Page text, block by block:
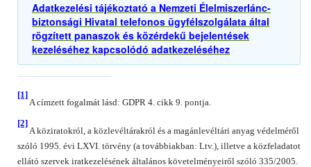
Adatkezelési tájékoztató a Nemzeti Élelmiszerlánc-
biztonsági Hivatal telefonos ügyfélszolgálata által
rögzített panaszok és közérdekű bejelentések
kezeléséhez kapcsolódó adatkezeléséhez
[1]
A címzett fogalmát lásd: GDPR 4. cikk 9. pontja.
[2]
A köziratokról, a közlevéltárakról és a magánlevéltári anyag védelméről
szóló 1995. évi LXVI. törvény (a továbbiakban: Ltv.), illetve a közfeladatot
ellátó szervek iratkezelésének általános követelményeiről szóló 335/2005.